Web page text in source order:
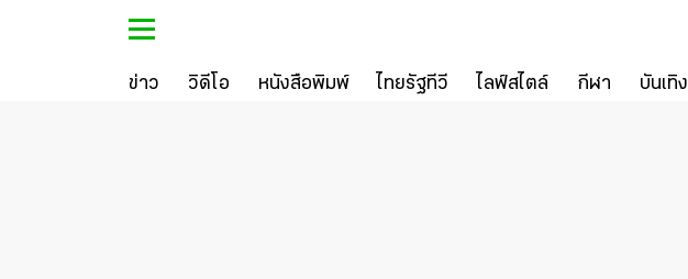
ข่าว วิดีโอ หนังสือพิมพ์ ไทยรัฐทีวี ไลฟ์สไตล์ กีฬา บันเทิง